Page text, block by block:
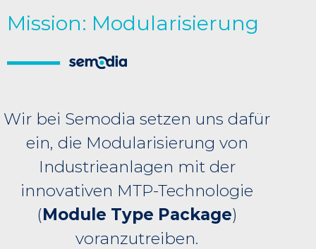
Mission: Modularisierung
Wir bei Semodia setzen uns dafür
ein, die Modularisierung von
Industrieanlagen mit der
innovativen MTP-Technologie
(Module Type Package)
voranzutreiben.